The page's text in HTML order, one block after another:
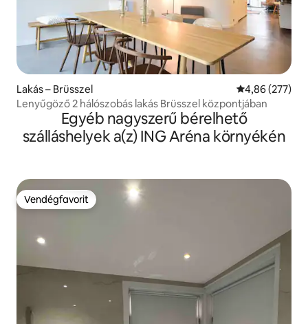
Lakás – Brüsszel Átlagos
4,86 (277)
Lenyűgöző 2 hálószobás lakás Brüsszel központjában
Egyéb nagyszerű bérelhető
szálláshelyek a(z) ING Aréna környékén
Vendégfavorit
Vendégfavorit